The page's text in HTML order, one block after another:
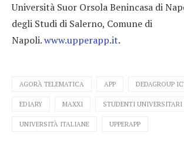
Università Suor Orsola Benincasa di
degli Studi di Salerno, Comune di
Napoli.www.upperapp.it.
AGORÀ TELEMATICA APP DEDAGROUP
EDIARY MAXXI STUDENTI UNIVERSITARI
UNIVERSITÀ ITALIANE UPPERAPP